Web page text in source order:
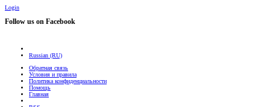
Login
Follow us on Facebook
Russian (RU)
Обратная связь
Условия и правила
Политика конфиденциальности
Помощь
Главная